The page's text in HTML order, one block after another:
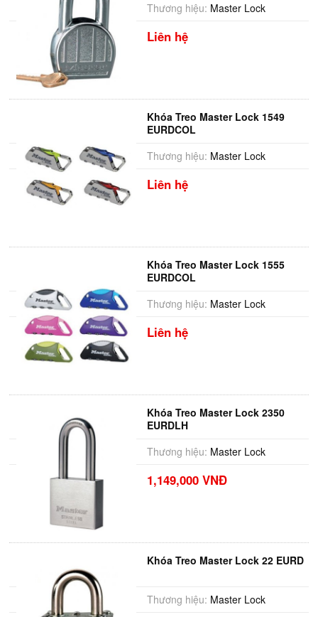
Thương hiệu: Master Lock
Liên hệ
Khóa Treo Master Lock 1549
EURDCOL
Thương hiệu: Master Lock
Liên hệ
Khóa Treo Master Lock 1555
EURDCOL
Thương hiệu: Master Lock
Liên hệ
Khóa Treo Master Lock 2350
EURDLH
Thương hiệu: Master Lock
1,149,000 VNĐ
Khóa Treo Master Lock 22 EURD
Thương hiệu: Master Lock